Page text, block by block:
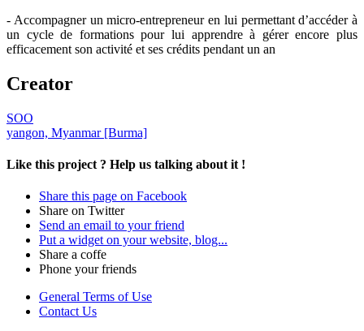
- Accompagner un micro-entrepreneur en lui permettant d’accéder à
un cycle de formations pour lui apprendre à gérer encore plus
efficacement son activité et ses crédits pendant un an
Creator
SOO
yangon, Myanmar [Burma]
Like this project ? Help us talking about it !
Share this page on Facebook
Share on Twitter
Send an email to your friend
Put a widget on your website, blog...
Share a coffe
Phone your friends
General Terms of Use
Contact Us